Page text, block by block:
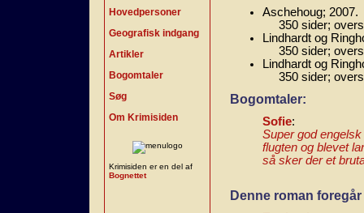
Hovedpersoner
Geografisk indgang
Artikler
Bogomtaler
Søg
Om Krimisiden
Krimisiden er en del af
Bognettet
Aschehoug; 2007.
350 sider;
Lindhardt og
350 sider;
Lindhardt og
350 sider;
Bogomtaler:
Sofie:
Super god
flugten og blevet
så sker der et
Denne roman